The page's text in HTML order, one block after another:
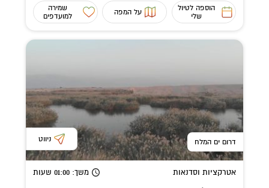
הוספה לטיול
שלי
על המפה
שמירה
למועדפים
דרום ים המלח ניווט
אטרקציות וסדנאות משך: 01:00 שעות